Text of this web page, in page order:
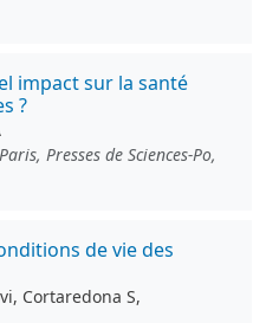
impact sur la santé
?
Presses de Sciences-Po,
de vie des
Cortaredona S,